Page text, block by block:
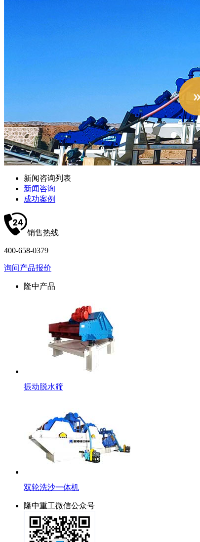
新闻咨询列表
新闻咨询
成功案例
销售热线
400-658-0379
询问产品报价
隆中产品
振动脱水筛
双轮洗沙一体机
隆中重工微信公众号